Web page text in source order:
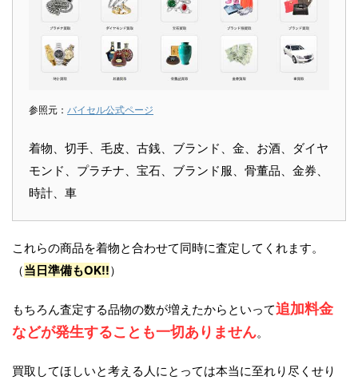
参照元： バイセル公式ページ
着物、切手、毛皮、古銭、ブランド、金、お酒、ダイヤ
モンド、プラチナ、宝石、ブランド服、骨董品、金券、
時計、車
これらの商品を着物と合わせて同時に査定してくれます。
（当日準備もOK!!）
もちろん査定する品物の数が増えたからといって追加料金
などが発生することも一切ありません。
買取してほしいと考える人にとっては本当に至れり尽くせり